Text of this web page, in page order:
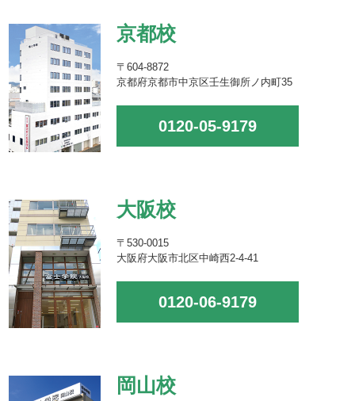
京都校
〒604-8872
京都府京都市中京区壬生御所ノ内町35
0120-05-9179
大阪校
〒530-0015
大阪府大阪市北区中崎西2-4-41
0120-06-9179
岡山校